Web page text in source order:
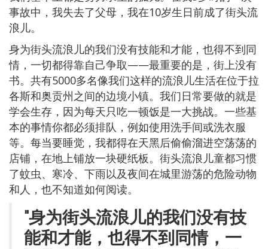
事故中，我失去了父母，我在10岁生日前成了街头流
浪儿。
身为街头流浪儿的我们没有技能和才能，也得不到同
情，一切都得靠自己争取——最重要的是，街上没有
书。共有5000多名像我们这样的流浪儿生活在位于拉
各斯和奥贡州之间的边境小镇。我们日常要做的就是
学会生存，因为每天只吃一顿饭是一大挑战。一些基
本的事情你都必须排队，例如使用洗手间或洗衣服
等。每当要睡觉，我都得在天黑后偷偷溜进空荡荡的
店铺，在地上铺放一块硬纸板。街头流浪儿童都习惯
了蚊虫、寒冷、下雨以及夜间在城里游荡的危险动物
和人，也不知道如何阅读。
"身为街头流浪儿的我们没有技
能和才能，也得不到同情，一